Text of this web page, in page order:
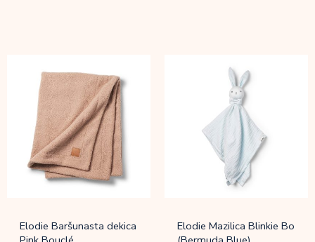
Elodie Baršunasta dekica
Elodie Mazilica Blinkie Bo